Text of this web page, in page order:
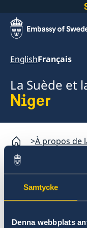
Samtycke
Denna webbplats
EnglishFrançais
La Suède et
Niger
À propos de
Visiter la Suède
Niger
Informations sur le
Demande